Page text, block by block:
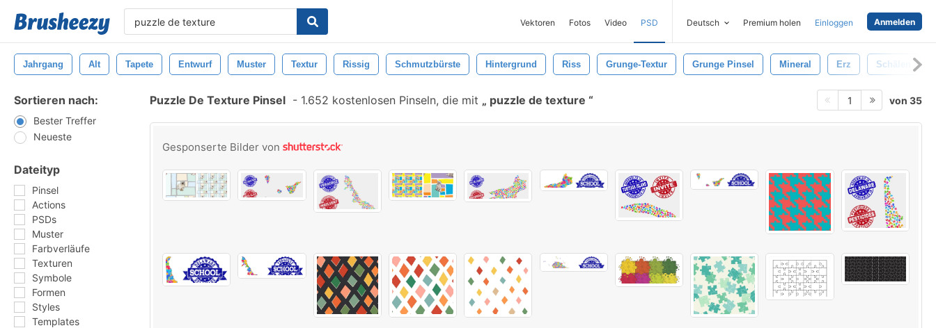
Vektoren Fotos Video PSD Deutsch Premium holen Einloggen Anmelden
Jahrgang Alt Tapete Entwurf Muster Textur Rissig Schmutzbürste Hintergrund Riss Grunge-Textur Grunge Pinsel Mineral Erz Schälen
Sortieren nach:
Bester Treffer
Neueste
Dateityp
Pinsel
Actions
PSDs
Muster
Farbverläufe
Texturen
Symbole
Formen
Styles
Templates
Puzzle De Texture Pinsel - 1.652 kostenlosen Pinseln, die mit puzzle de texture 1 von 35
Gesponserte Bilder von